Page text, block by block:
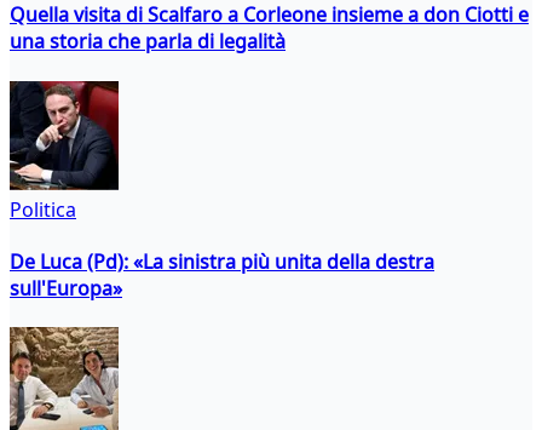
Quella visita di Scalfaro a Corleone insieme a don Ciotti e
una storia che parla di legalità
Politica
De Luca (Pd): «La sinistra più unita della destra
sull'Europa»